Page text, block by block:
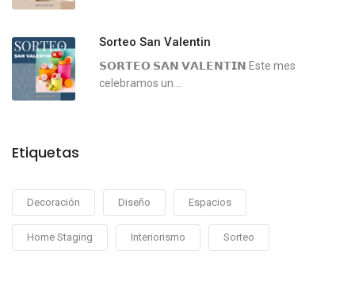
Sorteo San Valentin
𝗦𝗢𝗥𝗧𝗘𝗢 𝗦𝗔𝗡 𝗩𝗔𝗟𝗘𝗡𝗧𝗜𝗡 ⁣⁣Este mes
celebramos un...
Etiquetas
Decoración Diseño Espacios
Home Staging Interiorismo Sorteo